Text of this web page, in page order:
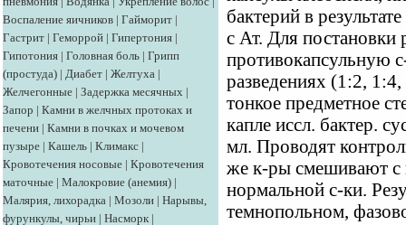
Воспаление яичников | Гайморит |
Гастрит | Геморрой | Гипертония |
Гипотония | Головная боль | Грипп
(простуда) | Диабет | Желтуха |
Желчегонные | Задержка месячных |
Запор | Камни в желчных протоках и
печени | Камни в почках и мочевом
пузыре | Кашель | Климакс |
Кровотечения носовые | Кровотечения
маточные | Малокровие (анемия) |
Малярия, лихорадка | Мозоли | Нарывы,
фурункулы, чирьи | Насморк |
бактерий в
с Ат. Для постановки
противокапсульную
разведениях (1:2,
тонкое предметное
капле иссл. бактер.
мл. Проводят
же к-ры смешивают с
нормальной с-ки.
темнопольном,